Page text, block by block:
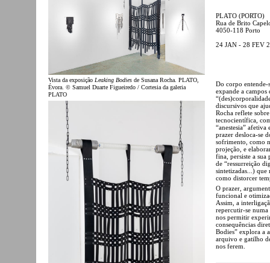
Vista da exposição Leaking Bodies de Susana Rocha. PLATO,
Évora. © Samuel Duarte Figueiredo / Cortesia da galeria
PLATO
PLATO (PORTO)
Rua de Brito
4050-118 Porto
24 JAN - 28 FEV
Do corpo entende-
expande a campos
discursivos que
Rocha reflete
tecnocientífica,
“anestesia” afetiva
prazer desloca-se
sofrimento, como
projeção, e
fina, persiste a sua
de “ressurreição
sintetizadas...)
como distorcer
O prazer,
funcional e
Assim, a
repercutir-se numa
nos permitir
consequências
Bodies” explora a
arquivo e gatilho
nos ferem.